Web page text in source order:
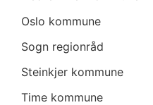
Oslo kommune
Sogn regionråd
Steinkjer kommune
Time kommune